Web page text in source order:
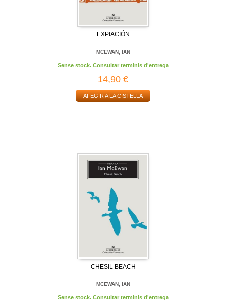
EXPIACIÓN
MCEWAN, IAN
Sense stock. Consultar terminis d'entrega
14,90 €
AFEGIR A LA CISTELLA
CHESIL BEACH
MCEWAN, IAN
Sense stock. Consultar terminis d'entrega